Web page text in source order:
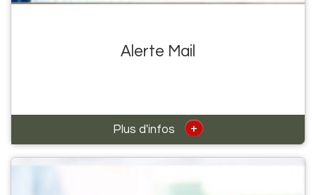
Alerte Mail
Plus d'infos +